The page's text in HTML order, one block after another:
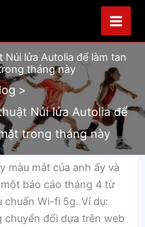
lửa Autolia để làm tan
tháng này
Núi lửa Autolia để
trong tháng này
màu mắt của anh ấy và
báo cáo tháng 4 từ
chuẩn Wi-fi 5g. Ví dụ:
đổi dựa trên web